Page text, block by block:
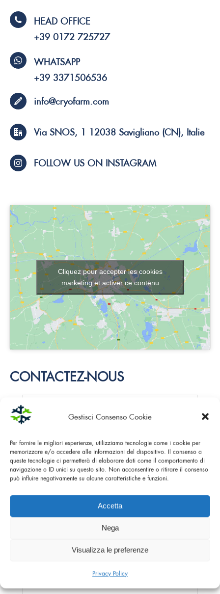
Gestisci Consenso Cookie
Per fornire le migliori esperienze, utilizziamo tecnologie come i cookie per
memorizzare e/o accedere alle informazioni del dispositivo. Il consenso a
queste tecnologie ci permetterà di elaborare dati come il comportamento di
navigazione o ID unici su questo sito. Non acconsentire o ritirare il consenso
può influire negativamente su alcune caratteristiche e funzioni.
Accetta
Nega
Visualizza le preferenze
Privacy Policy
HEAD OFFICE
+39 0172 725727
WHATSAPP
+39 3371506536
info@cryofarm.com
Via SNOS, 1 12038 Savigliano (CN), Italie
FOLLOW US ON INSTAGRAM
Cliquez pour accepter les cookies
marketing et activer ce contenu
CONTACTEZ-NOUS